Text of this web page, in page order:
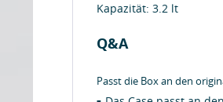
Kapazität: 3.2 lt
Q&A
Passt die Box an den